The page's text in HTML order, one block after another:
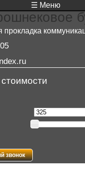
прокладка
☰ Меню
звонок